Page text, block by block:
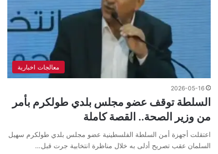
معالجات اخبارية
2026-05-16
السلطة توقف عضو مجلس بلدي طولكرم بأمر
من وزير الصحة.. القصة كاملة
اعتقلت أجهزة أمن السلطة الفلسطينية عضو مجلس بلدي طولكرم سهيل
السلمان عقب تصريح أدلى به خلال مناظرة انتخابية جرت قبل…